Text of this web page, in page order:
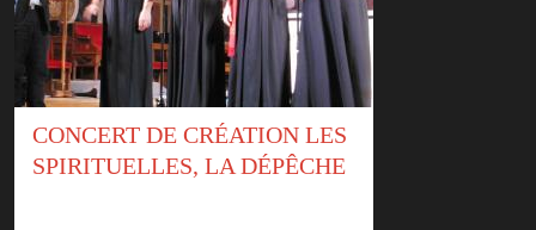
CONCERT DE CRÉATION LES
SPIRITUELLES, LA DÉPÊCHE